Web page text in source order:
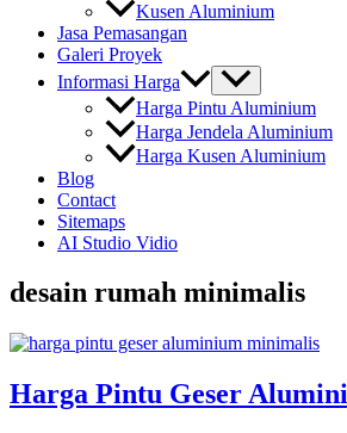
Kusen Aluminium
Jasa Pemasangan
Galeri Proyek
Informasi Harga
Harga Pintu Aluminium
Harga Jendela Aluminium
Harga Kusen Aluminium
Blog
Contact
Sitemaps
AI Studio Vidio
desain rumah minimalis
Harga Pintu Geser